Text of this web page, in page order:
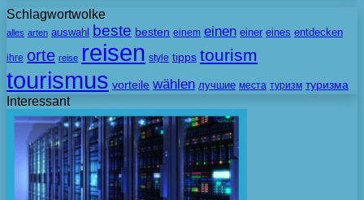
Schlagwortwolke
alles arten auswahl beste besten einem einen einer eines entdecken
ihre orte reise reisen style tipps tourism
tourismus vorteile wählen лучшие места туризм туризма
Interessant